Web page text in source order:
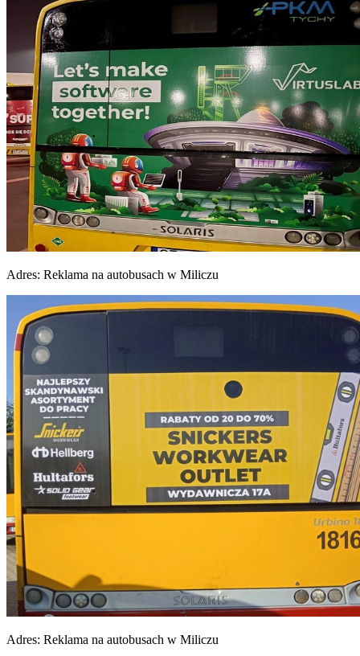
Adres: Reklama na autobusach w Miliczu
Adres: Reklama na autobusach w Miliczu